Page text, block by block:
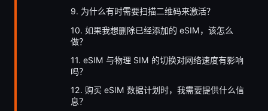
9. 为什么有时需要扫描二维码来激活？
10. 如果我想删除已经添加的 eSIM，该怎么
做？
11. eSIM 与物理 SIM 的切换对网络速度有影响
吗？
12. 购买 eSIM 数据计划时，我需要提供什么信
息？